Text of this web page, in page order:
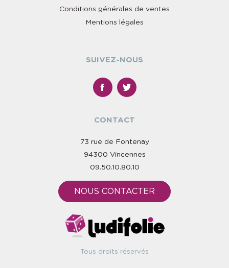
Conditions générales de ventes
Mentions légales
SUIVEZ-NOUS
CONTACT
73 rue de Fontenay
94300 Vincennes
09.50.10.80.10
NOUS CONTACTER
Tous droits réservés